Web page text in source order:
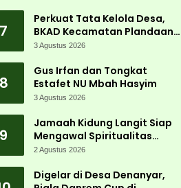
7
Perkuat Tata Kelola Desa,
BKAD Kecamatan Plandaan
Gelar Pelatihan Aparatur
3 Agustus 2026
8
Gus Irfan dan Tongkat
Estafet NU Mbah Hasyim
3 Agustus 2026
9
Jamaah Kidung Langit Siap
Mengawal Spiritualitas
Muktamar NU
2 Agustus 2026
Digelar di Desa Denanyar,